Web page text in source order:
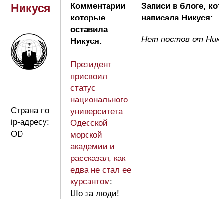
Никуся
Страна по
ip-адресу:
OD
Комментарии
которые
оставила
Никуся:
Президент
присвоил
статус
национального
университета
Одесской
морской
академии и
рассказал, как
едва не стал ее
курсантом:
Шо за люди!
Записи в блоге,
написала Никуся:
Нет постов от